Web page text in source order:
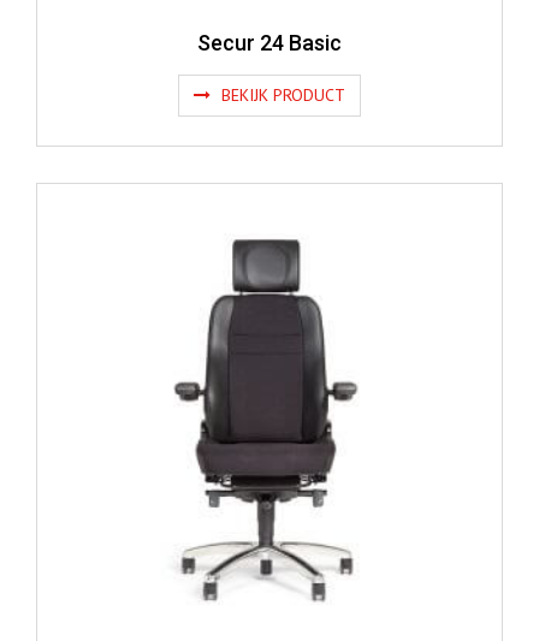
Secur 24 Basic
BEKIJK PRODUCT